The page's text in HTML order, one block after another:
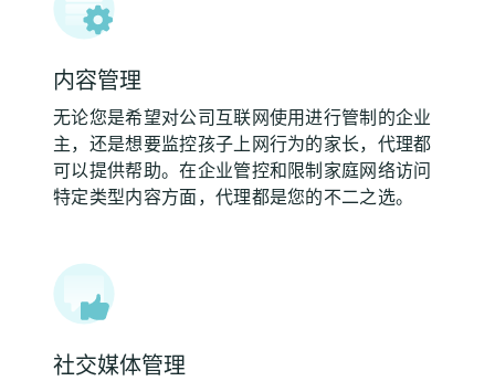
内容管理
无论您是希望对公司互联网使用进行管制的企业
主，还是想要监控孩子上网行为的家长，代理都
可以提供帮助。在企业管控和限制家庭网络访问
特定类型内容方面，代理都是您的不二之选。
社交媒体管理